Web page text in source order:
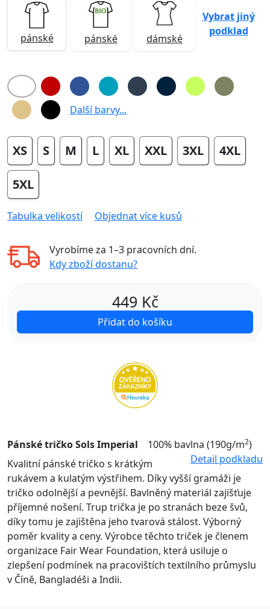
pánské pánské dámské
Vybrat jiný
podklad
Další barvy...
XS S M L XL XXL 3XL 4XL
5XL
Tabulka velikostí Objednat více kusů
Vyrobíme za 1–3 pracovních dní.
Kdy zboží dostanu?
449 Kč
Přidat do košíku
Pánské tričko Sols Imperial 100% bavlna (190g/m2)
Detail podkladu
Kvalitní pánské tričko s krátkým
rukávem a kulatým výstřihem. Díky vyšší gramáži je
tričko odolnější a pevnější. Bavlněný materiál zajišťuje
příjemné nošení. Trup trička je po stranách beze švů,
díky tomu je zajištěna jeho tvarová stálost. Výborný
poměr kvality a ceny. Výrobce těchto triček je členem
organizace Fair Wear Foundation, která usiluje o
zlepšení podmínek na pracovištích textilního průmyslu
v Číně, Bangladéši a Indii.